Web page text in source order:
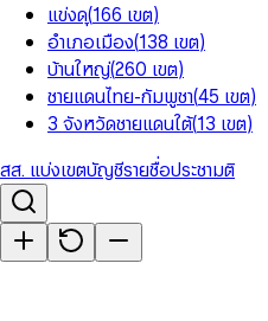
แข่งดุ(166 เขต)
อำเภอเมือง(138 เขต)
บ้านใหญ่(260 เขต)
ชายแดนไทย-กัมพูชา(45 เขต)
3 จังหวัดชายแดนใต้(13 เขต)
สส. แบ่งเขตบัญชีรายชื่อประชามติ